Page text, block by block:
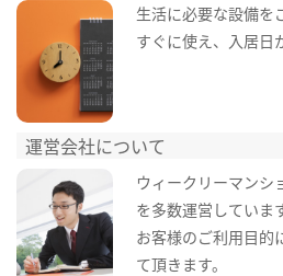
生活に必要な設備を
すぐに使え、入居日
運営会社について
ウィークリーマンシ
を多数運営していま
お客様のご利用目的
て頂きます。